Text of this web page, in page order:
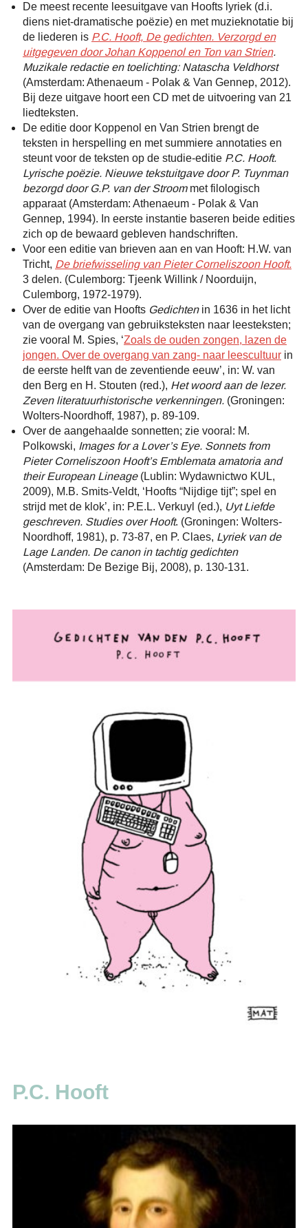
De meest recente leesuitgave van Hoofts lyriek (d.i.
diens niet-dramatische poëzie) en met muzieknotatie bij
de liederen is P.C. Hooft, De gedichten. Verzorgd en
uitgegeven door Johan Koppenol en Ton van Strien.
Muzikale redactie en toelichting: Natascha Veldhorst
(Amsterdam: Athenaeum - Polak & Van Gennep, 2012).
Bij deze uitgave hoort een CD met de uitvoering van 21
liedteksten.
De editie door Koppenol en Van Strien brengt de
teksten in herspelling en met summiere annotaties en
steunt voor de teksten op de studie-editie P.C. Hooft.
Lyrische poëzie. Nieuwe tekstuitgave door P. Tuynman
bezorgd door G.P. van der Stroommet filologisch
apparaat (Amsterdam: Athenaeum - Polak & Van
Gennep, 1994). In eerste instantie baseren beide edities
zich op de bewaard gebleven handschriften.
Voor een editie van brieven aan en van Hooft: H.W. van
Tricht, De briefwisseling van Pieter Corneliszoon Hooft.
3 delen. (Culemborg: Tjeenk Willink / Noorduijn,
Culemborg, 1972-1979).
Over de editie van Hoofts Gedichtenin 1636 in het licht
van de overgang van gebruiksteksten naar leesteksten;
zie vooral M. Spies, ‘Zoals de ouden zongen, lazen de
jongen. Over de overgang van zang- naar leescultuur in
de eerste helft van de zeventiende eeuw’, in: W. van
den Berg en H. Stouten (red.), Het woord aan de lezer.
Zeven literatuurhistorische verkenningen. (Groningen:
Wolters-Noordhoff, 1987), p. 89-109.
Over de aangehaalde sonnetten; zie vooral: M.
Polkowski, Images for a Lover’s Eye. Sonnets from
Pieter Corneliszoon Hooft’s Emblemata amatoria and
their European Lineage(Lublin: Wydawnictwo KUL,
2009), M.B. Smits-Veldt, ‘Hoofts “Nijdige tijt”; spel en
strijd met de klok’, in: P.E.L. Verkuyl (ed.), Uyt Liefde
geschreven. Studies over Hooft. (Groningen: Wolters-
Noordhoff, 1981), p. 73-87, en P. Claes, Lyriek van de
Lage Landen. De canon in tachtig gedichten
(Amsterdam: De Bezige Bij, 2008), p. 130-131.
P.C. Hooft